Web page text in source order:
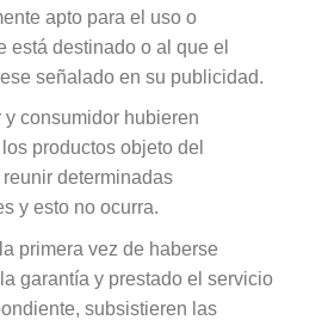
apto para el uso o
está destinado o al que el
señalado en su publicidad.
y consumidor hubieren
productos objeto del
determinadas
y esto no ocurra.
primera vez de haberse
garantía y prestado el servicio
subsistieren las